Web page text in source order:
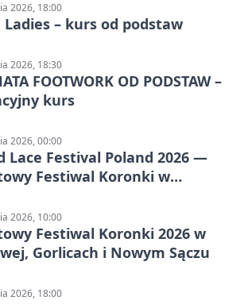
2026, 18:00
Ladies – kurs od podstaw
2026, 18:30
FOOTWORK OD PODSTAW –
kurs
2026, 00:00
Lace Festival Poland 2026 —
Festiwal Koronki w
2026, 10:00
Festiwal Koronki 2026 w
Gorlicach i Nowym Sączu
2026, 18:00